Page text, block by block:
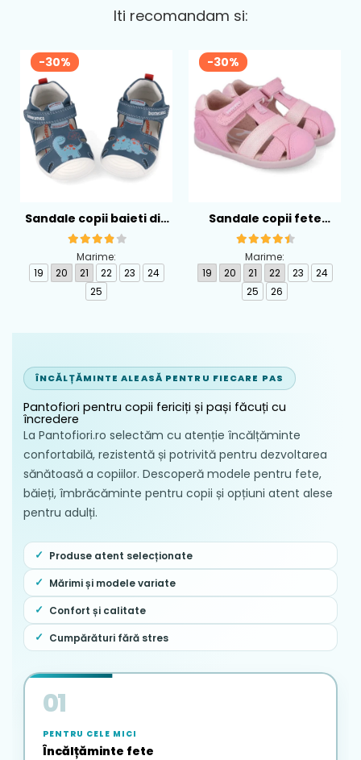
Iti recomandam si:
-30%
Sandale copii baieti din
piele Biomecanics,
Albastru - 262126-A556
Marime:
19
20 21 22 23
24
25
-30%
Sandale copii fete
calapod lat din textil
Biomecanics, Roz -
262194-A032
Marime:
19
20 21 22 23
24
25
26
ÎNCĂLȚĂMINTE ALEASĂ PENTRU FIECARE PAS
Pantofiori pentru copii fericiți și pași făcuți cu
încredere
La Pantofiori.ro selectăm cu atenție încălțăminte
confortabilă, rezistentă și potrivită pentru dezvoltarea
sănătoasă a copiilor. Descoperă modele pentru fete,
băieți, îmbrăcăminte pentru copii și opțiuni atent alese
pentru adulți.
Produse atent selecționate
Mărimi și modele variate
Confort și calitate
Cumpărături fără stres
01
PENTRU CELE MICI
Încălțăminte fete